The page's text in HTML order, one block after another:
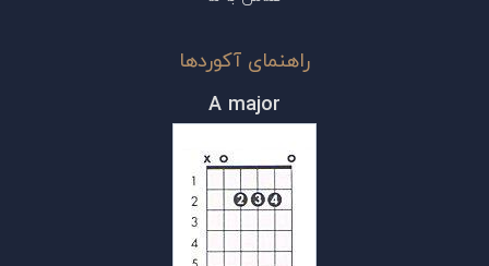
راهنمای آکوردها
A major